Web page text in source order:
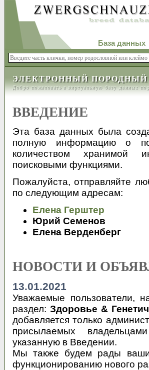
База данных
ЭЛЕКТРОННЫЙ ПОРОДНЫЙ
Добро пожаловать в виртуальную базу данных
ВВЕДЕНИЕ
Эта база данных была
полную информацию о
количеством хранимой
поисковыми функциями.
Пожалуйста, отправляйте
по следующим адресам:
Елена Герштер
Юрий Семенов
Елена Верденберг
НОВОСТИ И
13.01.2021
Уважаемые пользователи,
раздел:Здоровье &
добавляется только
присылаемых
указанную в Введении.
Мы также будем рады
функционированию нового